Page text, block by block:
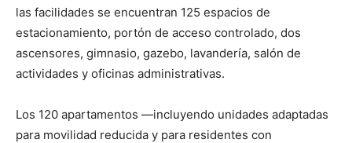
las facilidades se encuentran 125 espacios de
estacionamiento, portón de acceso controlado, dos
ascensores, gimnasio, gazebo, lavandería, salón de
actividades y oficinas administrativas.
Los 120 apartamentos —incluyendo unidades adaptadas
para movilidad reducida y para residentes con